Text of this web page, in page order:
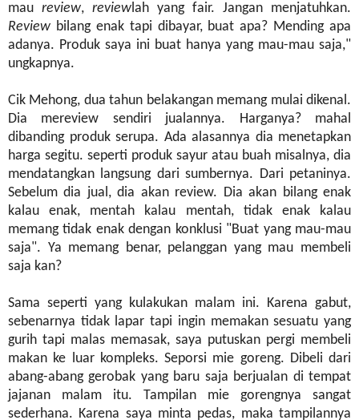
mau review, reviewlah yang fair. Jangan menjatuhkan.
Review bilang enak tapi dibayar, buat apa? Mending apa
adanya. Produk saya ini buat hanya yang mau-mau saja,"
ungkapnya.
Cik Mehong, dua tahun belakangan memang mulai dikenal.
Dia mereview sendiri jualannya. Harganya? mahal
dibanding produk serupa. Ada alasannya dia menetapkan
harga segitu. seperti produk sayur atau buah misalnya, dia
mendatangkan langsung dari sumbernya. Dari petaninya.
Sebelum dia jual, dia akan review. Dia akan bilang enak
kalau enak, mentah kalau mentah, tidak enak kalau
memang tidak enak dengan konklusi "Buat yang mau-mau
saja". Ya memang benar, pelanggan yang mau membeli
saja kan?
Sama seperti yang kulakukan malam ini. Karena gabut,
sebenarnya tidak lapar tapi ingin memakan sesuatu yang
gurih tapi malas memasak, saya putuskan pergi membeli
makan ke luar kompleks. Seporsi mie goreng. Dibeli dari
abang-abang gerobak yang baru saja berjualan di tempat
jajanan malam itu. Tampilan mie gorengnya sangat
sederhana. Karena saya minta pedas, maka tampilannya